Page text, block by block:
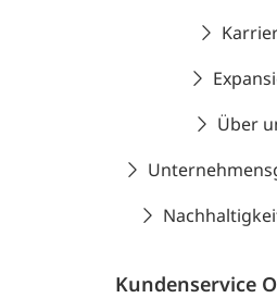
Über
Kundenservice